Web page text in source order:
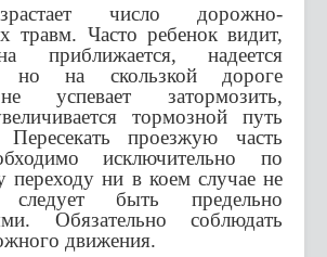
число дорожно-
травм. Часто ребенок видит,
приближается, надеется
но на скользкой дороге
успевает затормозить,
тормозной путь
Пересекать проезжую часть
исключительно по
переходу ни в коем случае не
следует быть предельно
Обязательно соблюдать
движения.